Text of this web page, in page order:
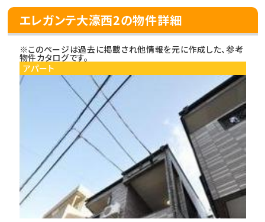
エレガンテ大濠西2の物件詳細
※このページは過去に掲載され他情報を元に作成した、参考
物件カタログです。
アパート